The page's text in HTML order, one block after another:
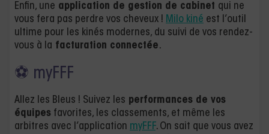
Enfin, une application de gestion de cabinet qui ne
vous fera pas perdre vos cheveux ! Milo kiné est l’outil
ultime pour les kinés modernes, du suivi de vos rendez-
vous à la facturation connectée.
⚽ myFFF
Allez les Bleus ! Suivez les performances de vos
équipes favorites, les classements, et même les
arbitres avec l’application myFFF. On sait que vous avez